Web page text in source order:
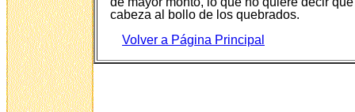
cabeza al bollo de los quebrados.
Volver a Página Principal